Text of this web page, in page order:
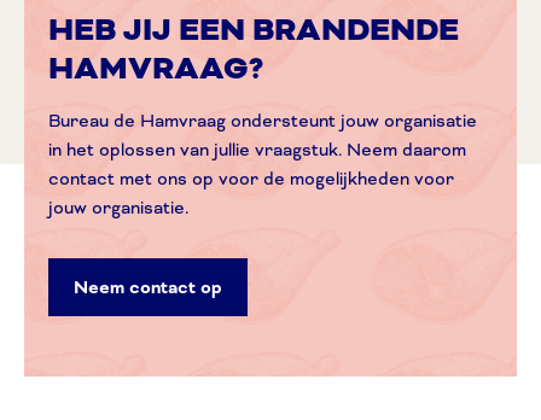
HEB JIJ EEN BRANDENDE
HAMVRAAG?
Bureau de Hamvraag ondersteunt jouw organisatie
in het oplossen van jullie vraagstuk. Neem daarom
contact met ons op voor de mogelijkheden voor
jouw organisatie.
Neem contact op